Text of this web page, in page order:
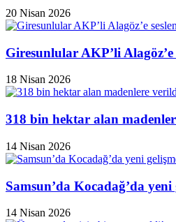
20 Nisan 2026
Giresunlular AKP’li
18 Nisan 2026
318 bin hektar alan
14 Nisan 2026
Samsun’da Kocadağ’da
14 Nisan 2026